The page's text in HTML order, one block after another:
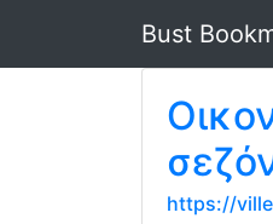
Bust
https://